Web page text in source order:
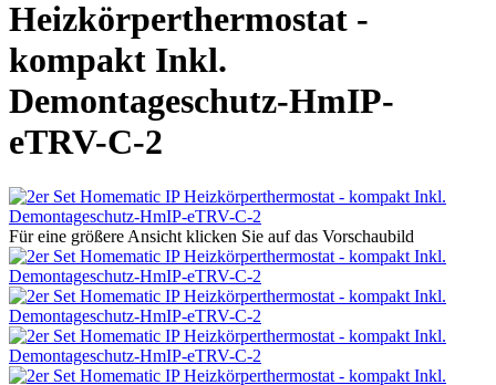
Heizkörperthermostat -
kompakt Inkl.
Demontageschutz-HmIP-
eTRV-C-2
Für eine größere Ansicht klicken Sie auf das Vorschaubild